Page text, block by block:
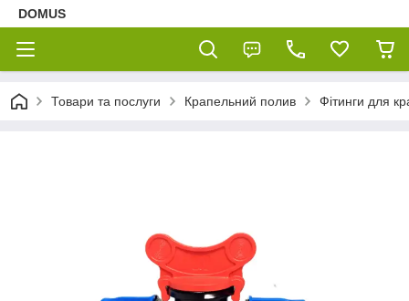
DOMUS
Товари та послуги Крапельний полив Фітинги для